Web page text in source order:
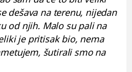
dešava na terenu, nijedan
od njih. Malo su pali na
je pritisak bio, nema
šutirali smo na